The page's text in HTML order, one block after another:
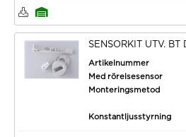
SENSORKIT UTV. BT
Artikelnummer
Med rörelsesensor
Monteringsmetod
Konstantljusstyrning